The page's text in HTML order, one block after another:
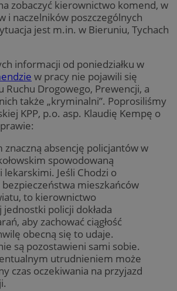
zobaczyć kierownictwo komend, w
i naczelników poszczególnych
jest m.in. w Bieruniu, Tychach
informacji od poniedziałku w
w pracy nie pojawili się
Ruchu Drogowego, Prewencji, a
także „kryminalni”. Poprosiliśmy
KPP, p.o. asp. Klaudię Kempę o
znaczną absencję policjantów w
spowodowaną
Jeśli Chodzi o
mieszkańców
to kierownictwo
jednostki policji dokłada
aby zachować ciągłość
obecną się to udaje.
są pozostawieni sami sobie.
utrudnieniem może
czas oczekiwania na przyjazd